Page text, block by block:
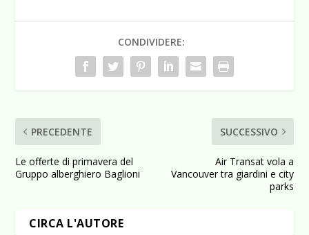
CONDIVIDERE:
PRECEDENTE
Le offerte di primavera del
Gruppo alberghiero Baglioni
SUCCESSIVO
Air Transat vola a
Vancouver tra giardini e city
parks
CIRCA L'AUTORE